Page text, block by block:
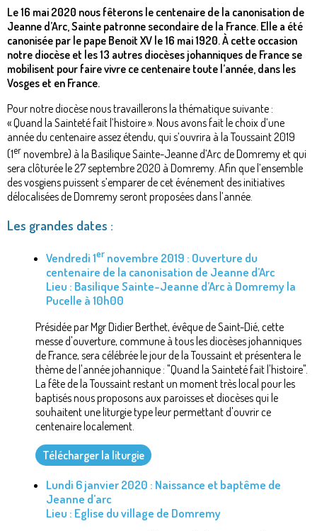
Le 16 mai 2020 nous fêterons le centenaire de la canonisation de
Jeanne d’Arc, Sainte patronne secondaire de la France. Elle a été
canonisée par le pape Benoit XV le 16 mai 1920. À cette occasion
notre diocèse et les 13 autres diocèses johanniques de France se
mobilisent pour faire vivre ce centenaire toute l’année, dans les
Vosges et en France.
Pour notre diocèse nous travaillerons la thématique suivante :
« Quand la Sainteté fait l’histoire ». Nous avons fait le choix d’une
année du centenaire assez étendu, qui s’ouvrira à la Toussaint 2019
(1ernovembre) à la Basilique Sainte-Jeanne d’Arc de Domremy et qui
sera clôturée le 27 septembre 2020 à Domremy. Afin que l’ensemble
des vosgiens puissent s’emparer de cet événement des initiatives
délocalisées de Domremy seront proposées dans l’année.
Les grandes dates :
Vendredi 1er novembre 2019 : Ouverture du
centenaire de la canonisation de Jeanne d’Arc
Lieu : Basilique Sainte-Jeanne d’Arc à Domremy la
Pucelle à 10h00
Présidée par Mgr Didier Berthet, évêque de Saint-Dié, cette
messe d'ouverture, commune à tous les diocèses johanniques
de France, sera célébrée le jour de la Toussaint et présentera le
thème de l'année johannique : "Quand la Sainteté fait l'histoire".
La fête de la Toussaint restant un moment très local pour les
baptisés nous proposons aux paroisses et diocèses qui le
souhaitent une liturgie type leur permettant d'ouvrir ce
centenaire localement.
Télécharger la liturgie
Lundi 6 janvier 2020 : Naissance et baptême de
Jeanne d’arc
Lieu : Eglise du village de Domremy